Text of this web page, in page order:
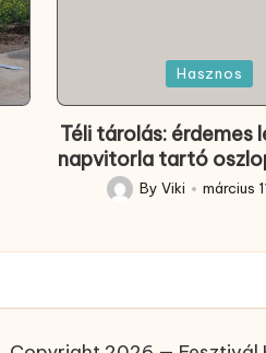
Hasznos
Téli tárolás: érdemes
napvitorla tartó
Posted
By Viki március